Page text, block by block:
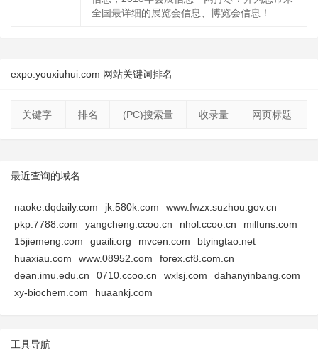
全国最详细的展览会信息、博览会信息！
expo.youxiuhui.com 网站关键词排名
关键字 排名 (PC)搜索量 收录量 网页标题
最近查询的域名
naoke.dqdaily.com jk.580k.com
www.fwzx.suzhou.gov.cn
pkp.7788.com
yangcheng.ccoo.cn nhol.ccoo.cn
milfuns.com
15jiemeng.com
guaili.org mvcen.com
btyingtao.net
huaxiau.com
www.08952.com
forex.cf8.com.cn
dean.imu.edu.cn
0710.ccoo.cn wxlsj.com
dahanyinbang.com
xy-biochem.com
huaankj.com
工具导航